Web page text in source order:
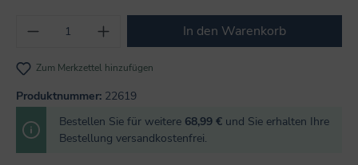
Produkt Anzahl: Gib den gewünschten
In den Warenkorb
Zum Merkzettel hinzufügen
Produktnummer: 22619
Bestellen Sie für weitere 68,99 € und Sie erhalten Ihre
Bestellung versandkostenfrei.